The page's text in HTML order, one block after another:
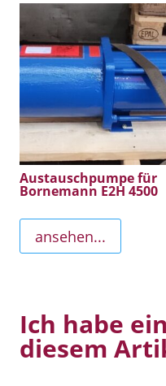
Austauschpumpe für
Bornemann E2H 4500
ansehen...
Ich habe
diesem